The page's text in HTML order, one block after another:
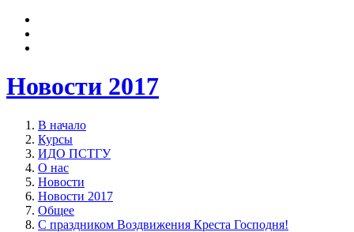
Новости 2017
В начало
Курсы
ИДО ПСТГУ
О нас
Новости
Новости 2017
Общее
С праздником Воздвижения Креста Господня!